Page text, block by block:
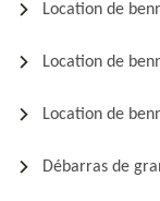
Location de
Location de
Location de
Débarras de